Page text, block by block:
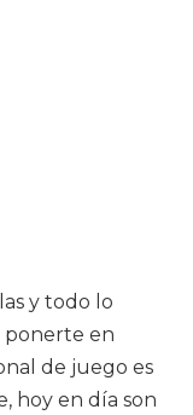
y todo lo
ponerte en
de juego es
hoy en día son